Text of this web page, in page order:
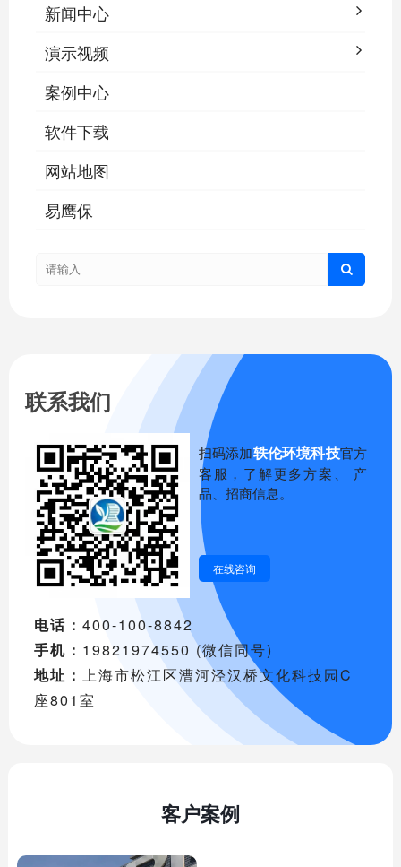
新闻中心
演示视频
案例中心
软件下载
网站地图
易鹰保
联系我们
扫码添加轶伦环境科技官方
客服，了解更多方案、 产
品、招商信息。
在线咨询
电话： 400-100-8842
手机： 19821974550 (微信同号)
地址： 上海市松江区漕河泾汉桥文化科技园C
座801室
客户案例